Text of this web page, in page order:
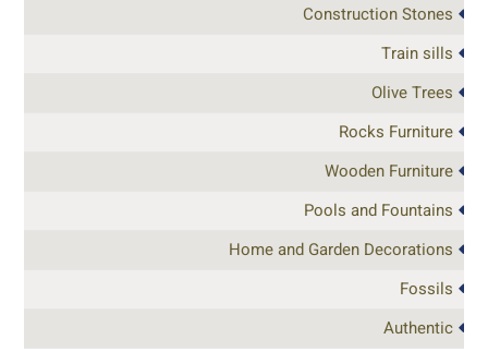
Construction Stones
Train sills
Olive Trees
Rocks Furniture
Wooden Furniture
Pools and Fountains
Home and Garden Decorations
Fossils
Authentic